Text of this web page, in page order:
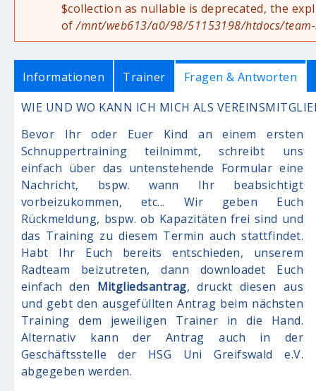
$collection as nullable is deprecated, the
of/mnt/web613/a0/98/51153198/htdocs/
Informationen Trainer Fragen & Antworten
WIE UND WO KANN ICH MICH ALS
Anmeldeinfo
Bevor Ihr oder Euer Kind an einem ersten
Schnuppertraining teilnimmt, schreibt uns
einfach über das untenstehende Formular eine
Nachricht, bspw. wann Ihr beabsichtigt
vorbeizukommen, etc... Wir geben Euch
Rückmeldung, bspw. ob Kapazitäten frei sind und
das Training zu diesem Termin auch stattfindet.
Habt Ihr Euch bereits entschieden, unserem
Radteam beizutreten, dann downloadet Euch
einfach den Mitgliedsantrag, druckt diesen aus
und gebt den ausgefüllten Antrag beim nächsten
Training dem jeweiligen Trainer in die Hand.
Alternativ kann der Antrag auch in der
Geschäftsstelle der HSG Uni Greifswald e.V.
abgegeben werden.
Anrede *
Vorname*
Nachname*
Ort *
E-Mail*
Telefon
Ihr Anliegen *
Ihre Nachricht